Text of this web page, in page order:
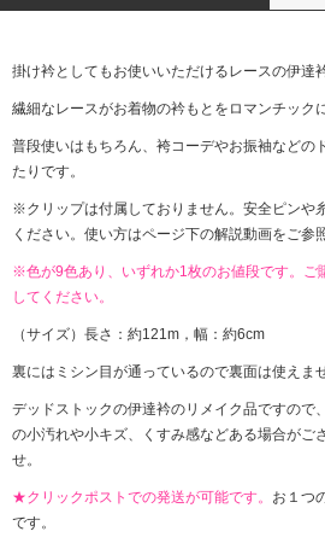
掛け衿としてもお使いいただけるレースの伊達
繊細なレースがお着物の衿もとをロマンチック
普段使いはもちろん、袴コーデやお振袖などの
たりです。
※クリップは付属しておりません。安全ピンや
ください。使い方はページ下の解説動画をご参
※色が9色あり、いずれか1枚のお値段です。ご
してください。
（サイズ）長さ：約121m，幅：約6cm
裏にはミシン目が通っているので裏面は使えませ
デッドストックの伊達衿のリメイク品ですので
の小汚れや小キズ、くすみ感などある場合がご
せ。
★クリックポストでの発送が可能です。 お１つ
です。